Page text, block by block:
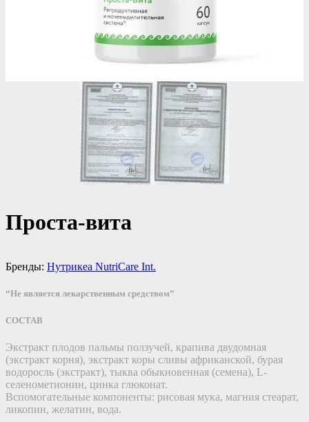
Проста-вита
Бренды: Нутрикеа NutriCare Int.
“Не является лекарственным средством”
СОСТАВ
Экстракт плодов пальмы ползучей, крапива двудомная
(экстракт корня), экстракт коры сливы африканской, бурая
водоросль (экстракт), тыква обыкновенная (семена), L-
селенометионин, цинка глюконат.
Вспомогательные компоненты: рисовая мука, магния стеарат,
ликопин, желатин, вода.